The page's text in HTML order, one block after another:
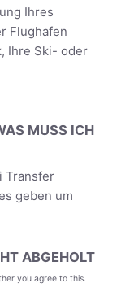
Ihres
Flughafen
Ihre Ski- oder
MUSS ICH
Transfer
geben um
ABGEHOLT
you agree to this.